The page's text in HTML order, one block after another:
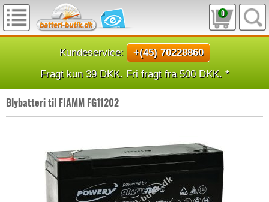
0
Kundeservice:
+(45) 70228860
Fragt kun 39 DKK. Fri fragt fra 500 DKK. *
Blybatteri til FIAMM FG11202